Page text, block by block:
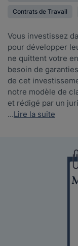
Contrats de Travail
Vous investissez
pour développer
ne quittent votre
besoin de
de cet
notre modèle de
et rédigé par un
...Lire la suite